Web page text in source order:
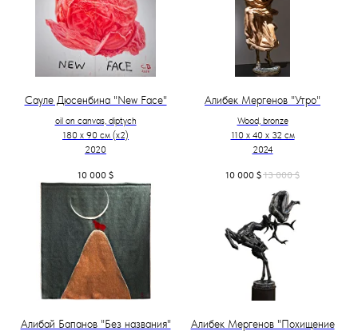
Сауле Дюсенбина "New Face"
oil on canvas, diptych
180 x 90 см (х2)
2020
10 000 $
Алибек Мергенов "Утро"
Wood, bronze
110 х 40 х 32 см
2024
10 000 $ 13 000 $
Алибай Бапанов "Без названия"
Алибек Мергенов "Похищение